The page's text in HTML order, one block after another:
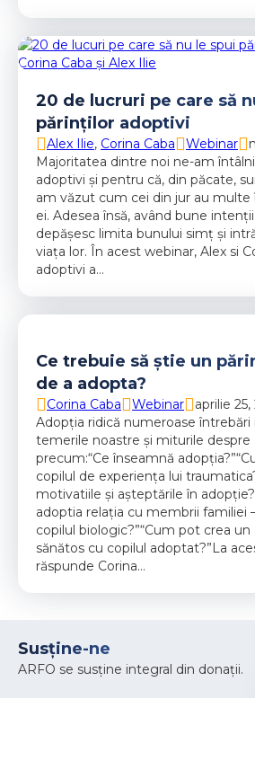
20 de lucruri pe care să
părinților adoptivi
Alex Ilie, Corina Caba Webinar
Majoritatea dintre noi ne-am
adoptivi și pentru că, din păcate,
am văzut cum cei din jur au multe
ei. Adesea însă, având bune
depășesc limita bunului simț și
viața lor. În acest webinar, Alex si
adoptivi a…
Ce trebuie să știe un
de a adopta?
Corina Caba Webinar
aprilie
Adopția ridică numeroase întrebări
temerile noastre și miturile despre
precum:“Ce înseamnă
copilul de experiența lui
motivatiile și așteptările în
adoptia relația cu membrii familiei
copilul biologic?”“Cum pot crea
sănătos cu copilul adoptat?”La
răspunde Corina…
Susține-ne
ARFO se susține integral din donații.